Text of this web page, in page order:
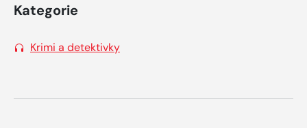
Kategorie
Krimi a detektivky